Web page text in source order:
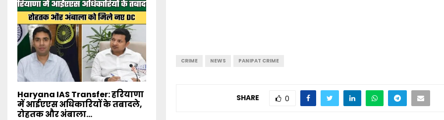
CRIME NEWS PANIPAT CRIME
SHARE 0
Haryana IAS Transfer: हरियाणा
में आईएएस अधिकारियों के तबादले,
रोहतक और अंबाला...